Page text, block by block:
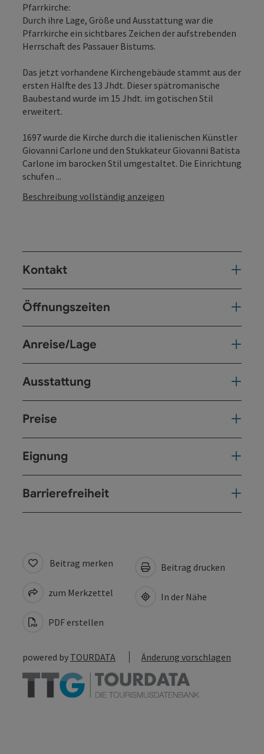
Pfarrkirche:
Durch ihre Lage, Größe und Ausstattung war die
Pfarrkirche ein sichtbares Zeichen der aufstrebenden
Herrschaft des Passauer Bistums.
Das jetzt vorhandene Kirchengebäude stammt aus der
ersten Hälfte des 13 Jhdt. Dieser spätromanische
Baubestand wurde im 15 Jhdt. im gotischen Stil
erweitert.
1697 wurde die Kirche durch die italienischen Künstler
Giovanni Carlone und den Stukkateur Giovanni Batista
Carlone im barocken Stil umgestaltet. Die Einrichtung
schufen ...
Beschreibung vollständig anzeigen
Kontakt
Öffnungszeiten
Anreise/Lage
Ausstattung
Preise
Eignung
Barrierefreiheit
Beitrag merken
zum Merkzettel
PDF erstellen
Beitrag drucken
In der Nähe
powered by TOURDATA Änderung vorschlagen